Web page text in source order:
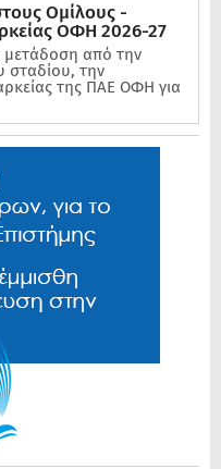
Ομίλους -
ΟΦΗ 2026-27
μετάδοση από την
σταδίου, την
της ΠΑΕ ΟΦΗ για